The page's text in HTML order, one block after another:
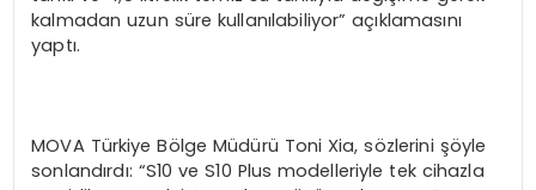
kalmadan uzun süre kullanılabiliyor” açıklamasını
yaptı.
MOVA Türkiye Bölge Müdürü Toni Xia, sözlerini şöyle
sonlandırdı: “S10 ve S10 Plus modelleriyle tek cihazla